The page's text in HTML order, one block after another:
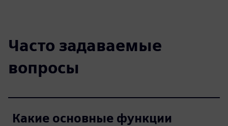
Часто задаваемые
вопросы
Какие основные функции